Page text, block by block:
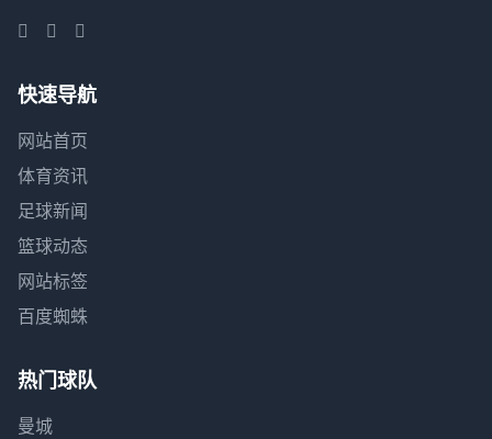
快速导航
网站首页
体育资讯
足球新闻
篮球动态
网站标签
百度蜘蛛
热门球队
曼城